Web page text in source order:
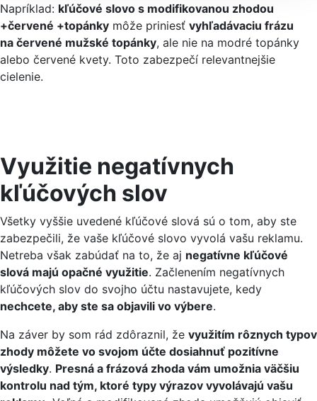
Napríklad: kľúčové slovo s modifikovanou zhodou
+červené +topánky môže priniesť vyhľadávaciu frázu
na červené mužské topánky, ale nie na modré topánky
alebo červené kvety. Toto zabezpečí relevantnejšie
cielenie.
Využitie negatívnych
kľúčových slov
Všetky vyššie uvedené kľúčové slová sú o tom, aby ste
zabezpečili, že vaše kľúčové slovo vyvolá vašu reklamu.
Netreba však zabúdať na to, že aj negatívne kľúčové
slová majú opačné využitie. Začlenením negatívnych
kľúčových slov do svojho účtu nastavujete, kedy
nechcete, aby ste sa objavili vo výbere.
Na záver by som rád zdôraznil, že využitím rôznych typov
zhody môžete vo svojom účte dosiahnuť pozitívne
výsledky. Presná a frázová zhoda vám umožnia väčšiu
kontrolu nad tým, ktoré typy výrazov vyvolávajú vašu